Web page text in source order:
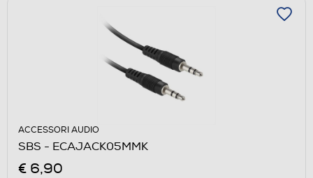
ACCESSORI AUDIO
SBS - ECAJACK05MMK
€ 6,90